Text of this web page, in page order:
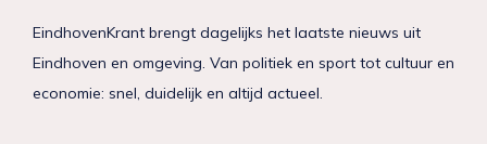
EindhovenKrant brengt dagelijks het laatste nieuws uit
Eindhoven en omgeving. Van politiek en sport tot cultuur en
economie: snel, duidelijk en altijd actueel.